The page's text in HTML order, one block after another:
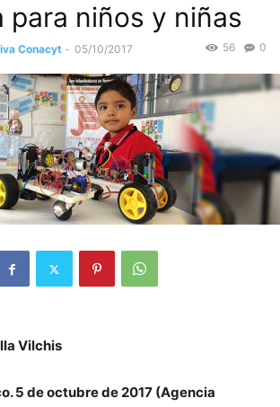
para niños y niñas
Conacyt - 05/10/2017 0
56
Vilchis
5 de octubre de 2017 (Agencia